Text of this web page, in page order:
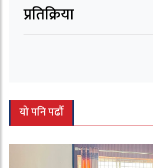
प्रतिक्रिया
यो पनि पढौँ